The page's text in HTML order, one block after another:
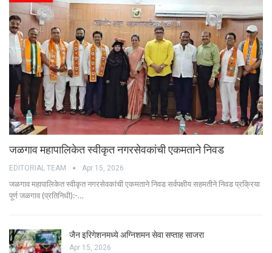
जळगाव महापालिकेत स्वीकृत नगरसेवकांची एकमताने निवड
EDITORIAL TEAM Apr 15, 2026
जळगाव महापालिकेत स्वीकृत नगरसेवकांची एकमताने निवड सर्वपक्षीय सहमतीने निवड प्रक्रिया
पूर्ण जळगाव (प्रतिनिधी):-…
जैन इरिगेशनमध्ये अग्निशमन सेवा सप्ताह साजरा
Apr 15, 2026